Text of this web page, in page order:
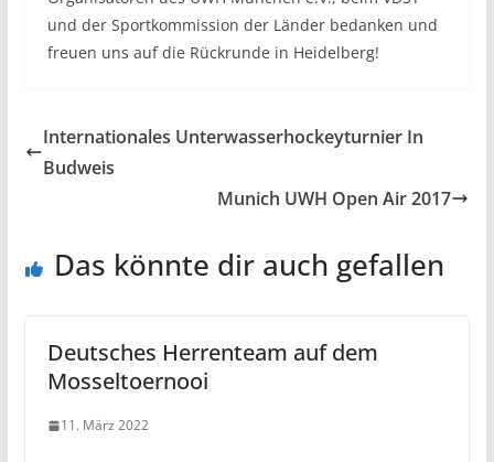
und der Sportkommission der Länder bedanken und
freuen uns auf die Rückrunde in Heidelberg!
Internationales Unterwasserhockeyturnier In
Budweis
Munich UWH Open Air 2017
Das könnte dir auch gefallen
Deutsches Herrenteam auf dem
Mosseltoernooi
11. März 2022